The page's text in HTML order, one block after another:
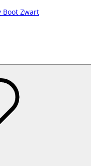
Boot Zwart